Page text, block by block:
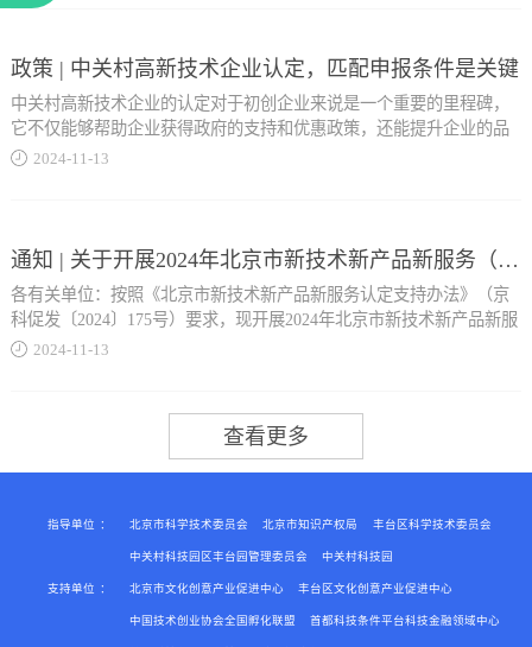
如下： Part.1申报流程 1.北京市创新型中小企业评价和认定，采取企
0:00-末日24:00为一个申报周期。申报的企业按工商注册属地原则登录
优质中小企业梯度培育平台（http://zjtx.miit.gov.cn，以下简称“培育平
台”），参照创新型中小企业评价标准（附件1）和资料清单模板（附
件2），如实...
示期内，区级主管部门对本区企业的申诉信息进行答疑，并于次月25
日前将公告认定的创新型中小企业名单报市经济和信息化局备案。尚
未被认定为专精特新的中小企业，需先通过创新型中小企业认
人资格；2.符合《中小企业划型标准规定》（工信部联企业〔2011〕
产品（服务）不属于国家和北京市禁止、限制或淘汰类...
政策 | 中关村高新技术企业认定，匹配申报条件是关键
中关村高新技术企业的认定对于初创企业来说是一个重要的里程碑，
它不仅能够帮助企业获得政府的支持和优惠政策，还能提升企业的品
牌形象和市场竞争力。因此，初创企业应积极申报，确保符合条件的
是细化匹配高精尖产业方向。企业所属行业领域应符合本市高精尖产
业和中关村示范区重点规划的‘241＋X’产业方向。‘241＋X’即：新一
代信息技术、生物技术与健康等2个主导产业；先进制造、现代交通、
绿色能源与节能环...
来的战略性产业，包括但不限于类脑智能、量子信息、氢能与储能等
方向。 三是看是否满足“直接入库”申报方式。中关村高新技术企业入
库方式分为“直接入库”和“申报入库”两种，其中“直接入库”范围包括有
评价入库的国家级科技型中小企业、近3年（含当年）获得中关村科技
型小微企业关键技术创新项目补助的企业。 四是根据企业类型匹配申
2024-11-13
通知 | 关于开展2024年北京市新技术新产品新服务（第二十批）认定申请工作的通知
各有关单位：按照《北京市新技术新产品新服务认定支持办法》（京
科促发〔2024〕175号）要求，现开展2024年北京市新技术新产品新服
务（第二十批）认定申请工作。有关事项通知如下： 一、申请范围本
和未来产业，申请符合国家法律法规和科技伦理规范相关要求，且技
术先进、产权明晰、质量可靠、市场前景广阔的新技术新产品新服
务。 二、申请领域新一代信息技术：人工智能、量子信息、互联网
健康：合成生物、数字医疗...
、基因技术、细胞治疗与再生医学、脑科学与脑机接口。高端装备与
制造：智能机器人、高端医疗器械、智能装备、智慧出行、高端科学
2024-11-13
指导单位 ： 北京市科学技术委员会 北京市知识产权局 丰台区科学技术委员会
中关村科技园区丰台园管理委员会 中关村科技园
支持单位 ： 北京市文化创意产业促进中心 丰台区文化创意产业促进中心
中国技术创业协会全国孵化联盟 首都科技条件平台科技金融领域中心